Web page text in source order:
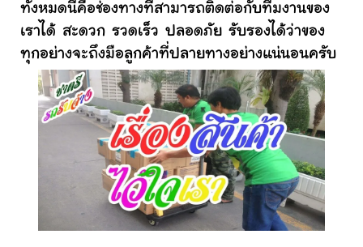
ทั้งหมดนี้คือช่องทางที่สามารถติดต่อกับทีมงานของ
เราได้ สะดวก รวดเร็ว ปลอดภัย รับรองได้ว่าของ
ทุกอย่างจะถึงมือลูกค้าที่ปลายทางอย่างแน่นอนครับ